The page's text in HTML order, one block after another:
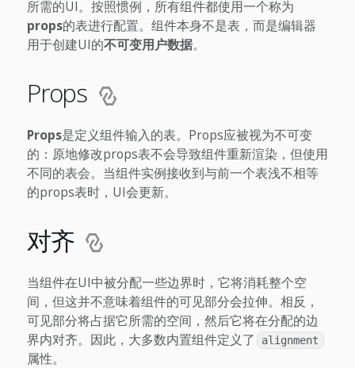
所需的UI。按照惯例，所有组件都使用一个称为
props的表进行配置。组件本身不是表，而是编辑器
用于创建UI的不可变用户数据。
Props
Props是定义组件输入的表。Props应被视为不可变
的：原地修改props表不会导致组件重新渲染，但使用
不同的表会。当组件实例接收到与前一个表浅不相等
的props表时，UI会更新。
对齐
当组件在UI中被分配一些边界时，它将消耗整个空
间，但这并不意味着组件的可见部分会拉伸。相反，
可见部分将占据它所需的空间，然后它将在分配的边
界内对齐。因此，大多数内置组件定义了
alignment
属性。